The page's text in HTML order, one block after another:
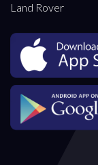
Akciová ponuka
všetky
Land Rover